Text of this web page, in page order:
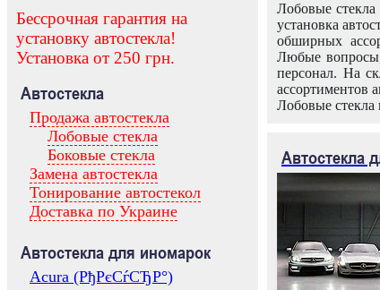
Бессрочная гарантия на
установку автостекла!
Установка от 250 грн.
Автостекла
Продажа автостекла
Лобовые стекла
Боковые стекла
Замена автостекла
Тонирование автостекол
Доставка по Украине
Автостекла для иномарок
Acura (РђРєСѓСЂР°)
Лобовые
установка
обширных
Любые
персонал. На
ассортиментов
Лобовые стекла
Автостекла